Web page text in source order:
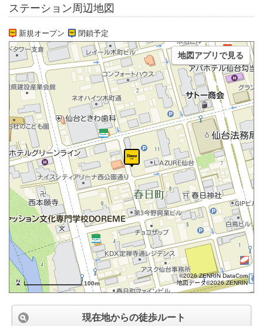
ステーション周辺地図
新規オープン 閉鎖予定
100m
©2026 ZENRIN DataCom
地図データ©2026 ZENRIN
地図アプリで見る
現在地からの徒歩ルート